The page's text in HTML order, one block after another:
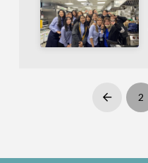
Prev 2